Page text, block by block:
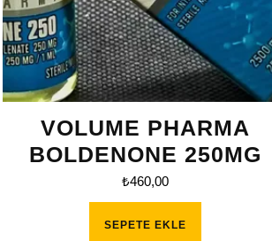
VOLUME PHARMA
BOLDENONE 250MG
₺460,00
SEPETE EKLE